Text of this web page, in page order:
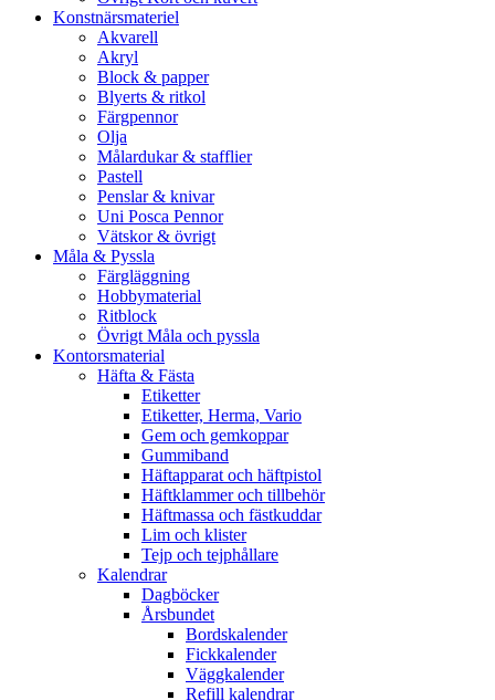
Konstnärsmateriel
Akvarell
Akryl
Block & papper
Blyerts & ritkol
Färgpennor
Olja
Målardukar & stafflier
Pastell
Penslar & knivar
Uni Posca Pennor
Vätskor & övrigt
Måla & Pyssla
Färgläggning
Hobbymaterial
Ritblock
Övrigt Måla och pyssla
Kontorsmaterial
Häfta & Fästa
Etiketter
Etiketter, Herma, Vario
Gem och gemkoppar
Gummiband
Häftapparat och häftpistol
Häftklammer och tillbehör
Häftmassa och fästkuddar
Lim och klister
Tejp och tejphållare
Kalendrar
Dagböcker
Årsbundet
Bordskalender
Fickkalender
Väggkalender
Refill kalendrar